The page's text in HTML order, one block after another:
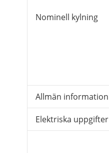
Nominell kylning
Allmän information
Elektriska uppgifter